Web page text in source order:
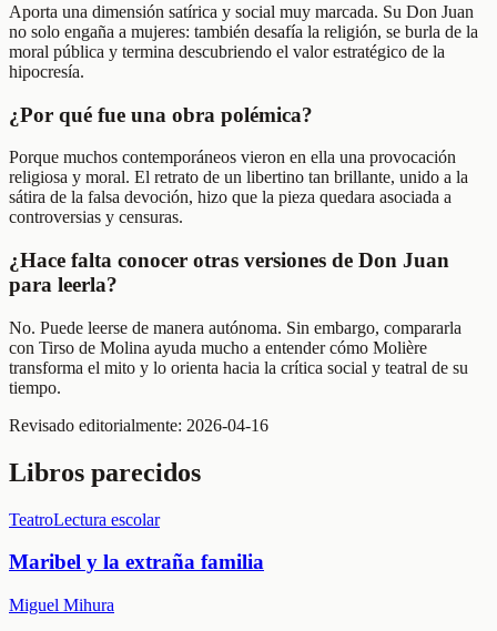
Aporta una dimensión satírica y social muy marcada. Su Don Juan
no solo engaña a mujeres: también desafía la religión, se burla de la
moral pública y termina descubriendo el valor estratégico de la
hipocresía.
¿Por qué fue una obra polémica?
Porque muchos contemporáneos vieron en ella una provocación
religiosa y moral. El retrato de un libertino tan brillante, unido a la
sátira de la falsa devoción, hizo que la pieza quedara asociada a
controversias y censuras.
¿Hace falta conocer otras versiones de Don Juan
para leerla?
No. Puede leerse de manera autónoma. Sin embargo, compararla
con Tirso de Molina ayuda mucho a entender cómo Molière
transforma el mito y lo orienta hacia la crítica social y teatral de su
tiempo.
Revisado editorialmente: 2026-04-16
Libros parecidos
TeatroLectura escolar
Maribel y la extraña familia
Miguel Mihura